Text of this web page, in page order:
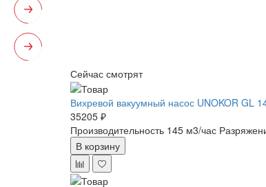
Сейчас смотрят
Вихревой вакуумный насос UNOKOR GL
35205 ₽
Производительность 145 м3/час
В корзину